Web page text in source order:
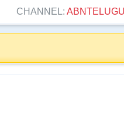
CHANNEL: